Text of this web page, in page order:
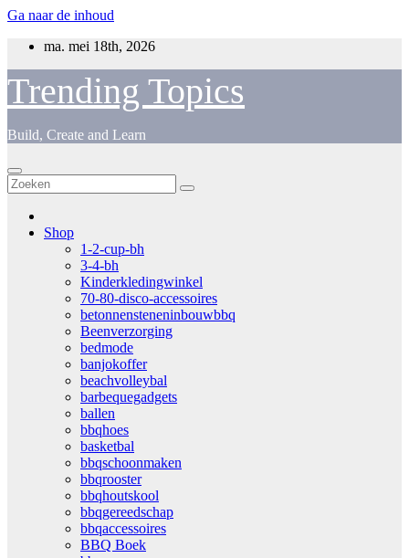
Ga naar de inhoud
ma. mei 18th, 2026
Trending Topics
Build, Create and Learn
Shop
1-2-cup-bh
3-4-bh
Kinderkledingwinkel
70-80-disco-accessoires
betonnensteneninbouwbbq
Beenverzorging
bedmode
banjokoffer
beachvolleybal
barbequegadgets
ballen
bbqhoes
basketbal
bbqschoonmaken
bbqrooster
bbqhoutskool
bbqgereedschap
bbqaccessoires
BBQ Boek